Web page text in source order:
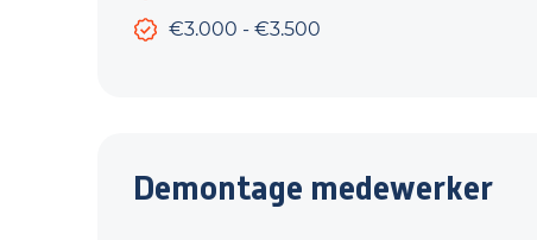
€3.000 - €3.500
Demontage medewerker